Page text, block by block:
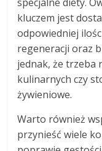
kluczem jest
odpowiedniej
regeneracji oraz
jednak, że trzeba
kulinarnych czy
żywieniowe.
Warto również
przynieść wiele